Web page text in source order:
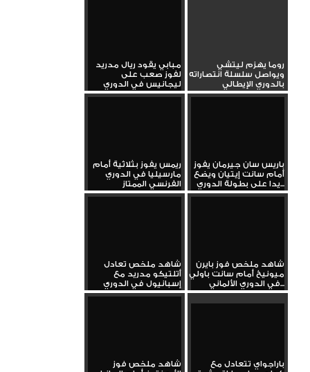
روما يهزم ليتشي
ويواصل سلسلة انتصاراته
بالدوري الإيطالي
مبابي يقود ريال مدريد
لفوز صعب على
ليجانيس في الدوري
باريس سان جيرمان يفوز
أمام سانت إيتيان ويضع
يدا على بطولة الدوري...
ريمس يفوز بثلاثية أمام
مارسيليا في الدوري
الفرنسي الممتاز
شاهد ملخص فوز بايرن
ميونيخ أمام سانت باولي
في الدوري الألماني...
شاهد ملخص تعادل
أتلتيكو مدريد مع
إسبانيول في الدوري
الإسباني...
باراجواي تتعادل مع
شاهد ملخص فوز